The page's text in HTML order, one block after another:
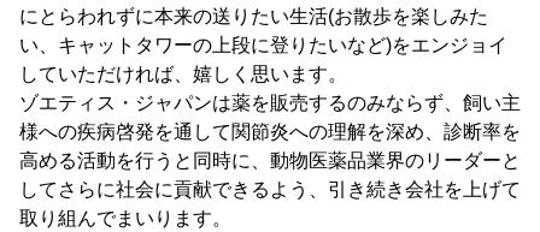
にとらわれずに本来の送りたい生活(お散歩を楽しみた
い、キャットタワーの上段に登りたいなど)をエンジョイ
していただければ、嬉しく思います。
ゾエティス・ジャパンは薬を販売するのみならず、飼い主
様への疾病啓発を通して関節炎への理解を深め、診断率を
高める活動を行うと同時に、動物医薬品業界のリーダーと
してさらに社会に貢献できるよう、引き続き会社を上げて
取り組んでまいります。